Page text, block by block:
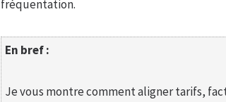
fréquentation.
En bref :
Je vous montre comment aligner tarifs,